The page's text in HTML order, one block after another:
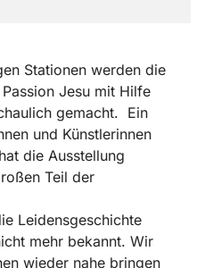
Stationen werden die
Jesu mit Hilfe
gemacht. Ein
und Künstlerinnen
die Ausstellung
Teil der
Leidensgeschichte
mehr bekannt. Wir
wieder nahe bringen